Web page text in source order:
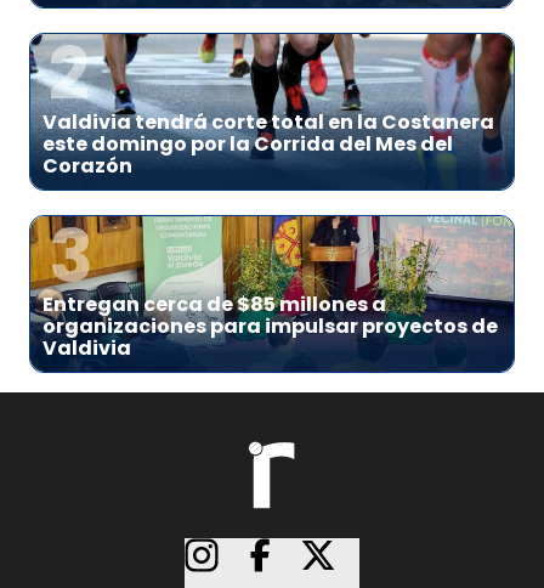
2
Valdivia tendrá corte total en la Costanera
este domingo por la Corrida del Mes del
Corazón
3
Entregan cerca de $85 millones a
organizaciones para impulsar proyectos de
Valdivia